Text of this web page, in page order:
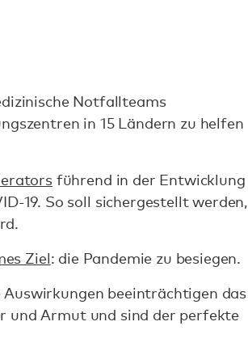
Notfallteams
in 15 Ländern zu helfen
führend in der Entwicklung
19. So soll sichergestellt werden,
Ziel: die Pandemie zu besiegen.
Auswirkungen beeinträchtigen das
und Armut und sind der perfekte